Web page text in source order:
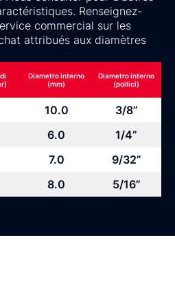
Renseignez-
commercial sur les
attribués aux diamètres
Diametro interno
(mm)
Diametro interno
(pollici)
10.0
3/8”
6.0
1/4”
7.0
9/32”
8.0 5/16”